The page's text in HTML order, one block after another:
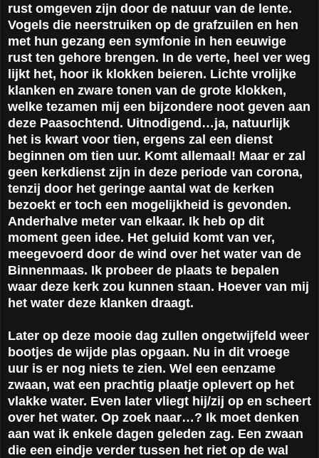
rust omgeven zijn door de natuur van de lente.
Vogels die neerstruiken op de grafzuilen en hen
met hun gezang een symfonie in hen eeuwige
rust ten gehore brengen. In de verte, heel ver weg
lijkt het, hoor ik klokken beieren. Lichte vrolijke
klanken en zware tonen van de grote klokken,
welke tezamen mij een bijzondere noot geven aan
deze Paasochtend. Uitnodigend…ja, natuurlijk
het is kwart voor tien, ergens zal een dienst
beginnen om tien uur. Komt allemaal! Maar er zal
geen kerkdienst zijn in deze periode van corona,
tenzij door het geringe aantal wat de kerken
bezoekt er toch een mogelijkheid is gevonden.
Anderhalve meter van elkaar. Ik heb op dit
moment geen idee. Het geluid komt van ver,
meegevoerd door de wind over het water van de
Binnenmaas. Ik probeer de plaats te bepalen
waar deze kerk zou kunnen staan. Hoever van mij
het water deze klanken draagt.
Later op deze mooie dag zullen ongetwijfeld weer
bootjes de wijde plas opgaan. Nu in dit vroege
uur is er nog niets te zien. Wel een eenzame
zwaan, wat een prachtig plaatje oplevert op het
vlakke water. Even later vliegt hij/zij op en scheert
over het water. Op zoek naar…? Ik moet denken
aan wat ik enkele dagen geleden zag. Een zwaan
die een eindje verder tussen het riet op de wal